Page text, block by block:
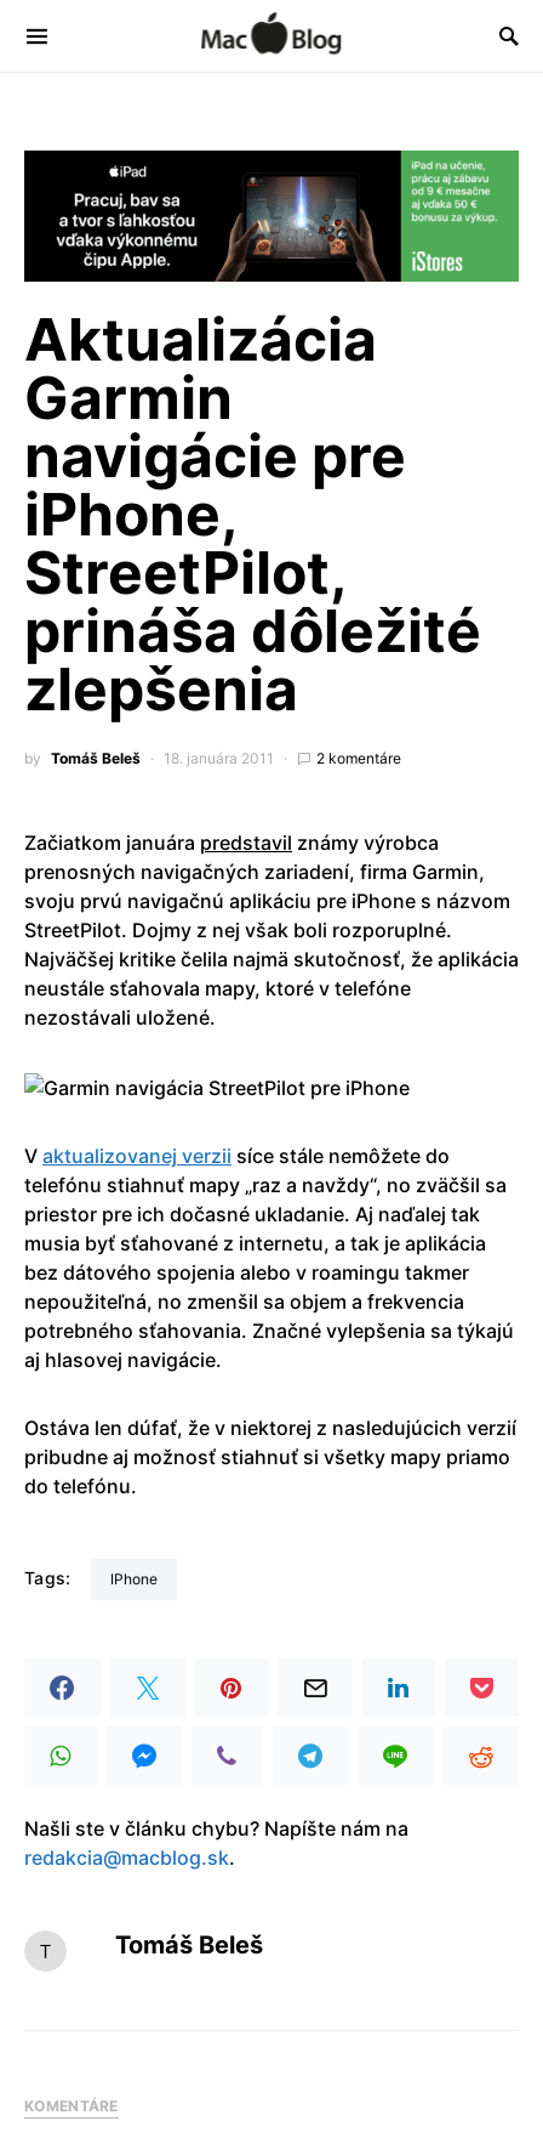
Aktualizácia
Garmin
navigácie pre
iPhone,
StreetPilot,
prináša dôležité
zlepšenia
by Tomáš Beleš 18. januára 2011 2 komentáre
Začiatkom januára predstavil známy výrobca
prenosných navigačných zariadení, firma Garmin,
svoju prvú navigačnú aplikáciu pre iPhone s názvom
StreetPilot. Dojmy z nej však boli rozporuplné.
Najväčšej kritike čelila najmä skutočnosť, že aplikácia
neustále sťahovala mapy, ktoré v telefóne
nezostávali uložené.
V aktualizovanej verzii síce stále nemôžete do
telefónu stiahnuť mapy „raz a navždy“, no zväčšil sa
priestor pre ich dočasné ukladanie. Aj naďalej tak
musia byť sťahované z internetu, a tak je aplikácia
bez dátového spojenia alebo v roamingu takmer
nepoužiteľná, no zmenšil sa objem a frekvencia
potrebného sťahovania. Značné vylepšenia sa týkajú
aj hlasovej navigácie.
Ostáva len dúfať, že v niektorej z nasledujúcich verzií
pribudne aj možnosť stiahnuť si všetky mapy priamo
do telefónu.
Tags: iPhone
Našli ste v článku chybu? Napíšte nám na
redakcia@macblog.sk.
Tomáš Beleš
KOMENTÁRE